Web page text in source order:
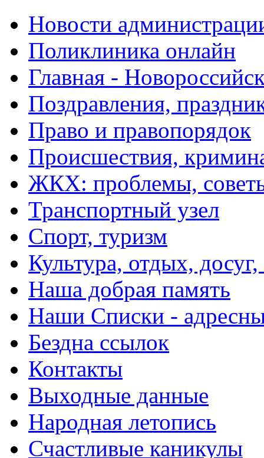
Новости
Поликлиника онлайн
Главная -
Поздравления,
Право и правопорядок
Происшествия,
ЖКХ: проблемы,
Транспортный узел
Спорт, туризм
Культура, отдых,
Наша добрая память
Наши Списки -
Бездна ссылок
Контакты
Выходные данные
Народная летопись
Счастливые каникулы